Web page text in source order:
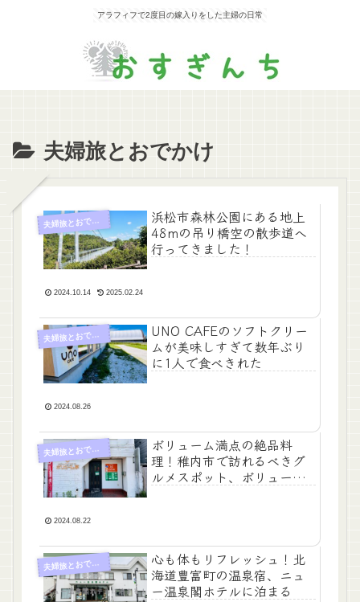
アラフィフで2度目の嫁入りをした主婦の日常
夫婦旅とおでかけ
夫
婦旅とおでかけ
浜松市森林公園にある地上
48mの吊り橋空の散歩道へ
行ってきました！
2024.10.14 2025.02.24
夫
婦旅とおでかけ
UNO CAFEのソフトクリー
ムが美味しすぎて数年ぶり
に1人で食べきれた
2024.08.26
夫
婦旅とおでかけ
ボリューム満点の絶品料
理！稚内市で訪れるべきグ
ルメスポット、ボリューム
2024.08.22
夫
婦旅とおでかけ
心も体もリフレッシュ！北
海道豊富町の温泉宿、ニュ
ー温泉閣ホテルに泊まる